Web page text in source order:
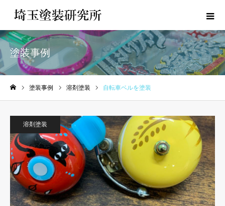
塗装事例
塗装事例 溶剤塗装 自転車ベルを塗装
溶剤塗装